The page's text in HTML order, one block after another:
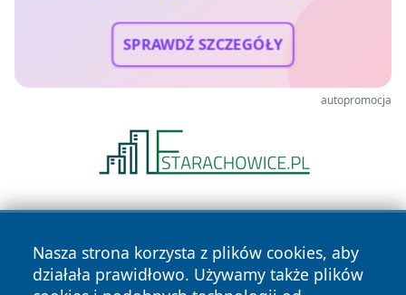
SPRAWDŹ SZCZEGÓŁY
autopromocja
Nasza strona korzysta z plików cookies, aby
działała prawidłowo. Używamy także plików